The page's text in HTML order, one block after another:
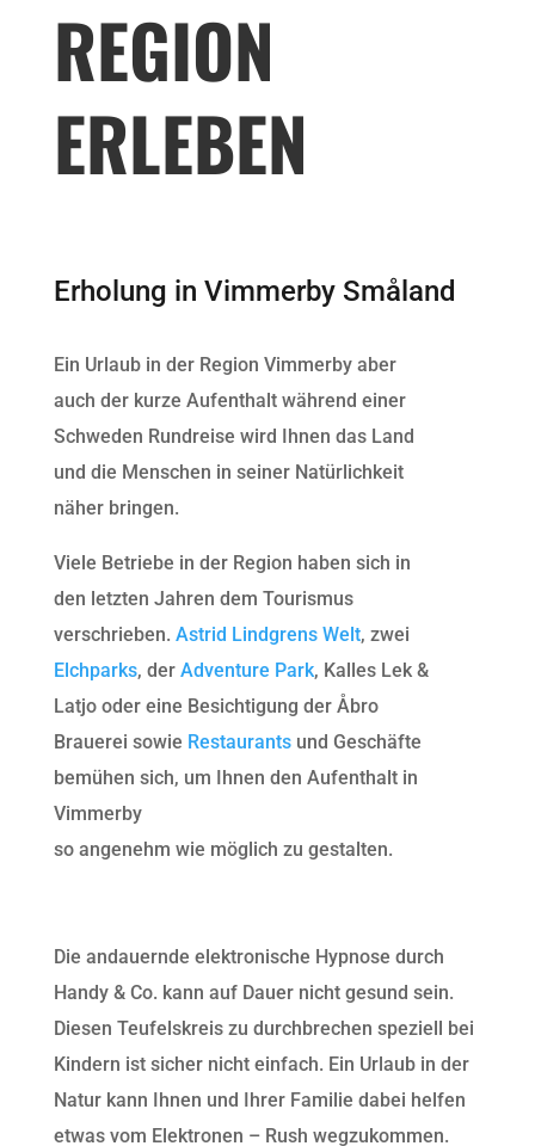
REGION
ERLEBEN
Erholung in Vimmerby Småland
Ein Urlaub in der Region Vimmerby aber
auch der kurze Aufenthalt während einer
Schweden Rundreise wird Ihnen das Land
und die Menschen in seiner Natürlichkeit
näher bringen.
Viele Betriebe in der Region haben sich in
den letzten Jahren dem Tourismus
verschrieben. Astrid Lindgrens Welt, zwei
Elchparks, der Adventure Park, Kalles Lek &
Latjo oder eine Besichtigung der Åbro
Brauerei sowie Restaurantsund Geschäfte
bemühen sich, um Ihnen den Aufenthalt in
Vimmerby
so angenehm wie möglich zu gestalten.
Die andauernde elektronische Hypnose durch
Handy & Co. kann auf Dauer nicht gesund sein.
Diesen Teufelskreis zu durchbrechen speziell bei
Kindern ist sicher nicht einfach. Ein Urlaub in der
Natur kann Ihnen und Ihrer Familie dabei helfen
etwas vom Elektronen – Rush wegzukommen.